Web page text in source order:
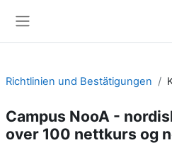
Richtlinien und Bestätigungen
Campus NooA -
over 100 nettkurs og